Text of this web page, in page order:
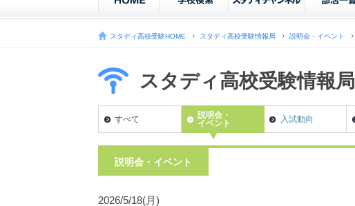
スタディ高校受験HOME スタディ高校受験情報局 説明会・イベント
スタディ高校受験情報局
すべて
説明会・
イベント
入試動向
説明会・イベント
2026/5/18(月)